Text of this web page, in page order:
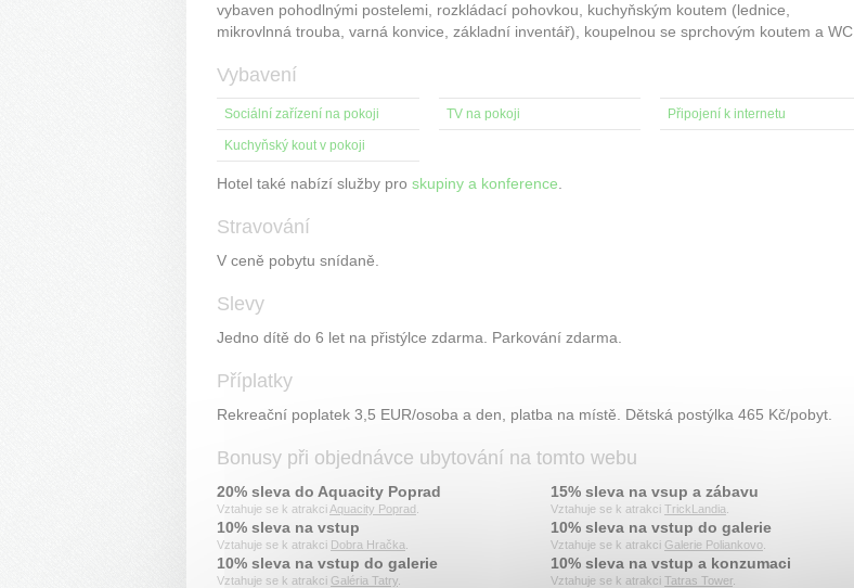
vybaven pohodlnými postelemi, rozkládací pohovkou, kuchyňským koutem (lednice,
mikrovlnná trouba, varná konvice, základní inventář), koupelnou se sprchovým koutem a WC.
Vybavení
Sociální zařízení na pokoji TV na pokoji Připojení k internetu
Kuchyňský kout v pokoji
Hotel také nabízí služby pro skupiny a konference
Stravování
V ceně pobytu snídaně.
Slevy
Jedno dítě do 6 let na přistýlce zdarma. Parkování zdarma.
Příplatky
Rekreační poplatek 3,5 EUR/osoba a den, platba na místě. Dětská postýlka 465 Kč/pobyt.
Bonusy při objednávce ubytování na tomto webu
20% sleva do Aquacity Poprad
Vztahuje se k atrakci Aquacity Poprad
15% sleva na vsup a zábavu
Vztahuje se k atrakci TrickLandia
10% sleva na vstup
Vztahuje se k atrakci Dobra Hračka
10% sleva na vstup do galerie
Vztahuje se k atrakci Galerie Poliankovo.
10% sleva na vstup do galerie
Vztahuje se k atrakci Galéria Tatry
10% sleva na vstup a konzumaci
Vztahuje se k atrakci Tatras Tower.